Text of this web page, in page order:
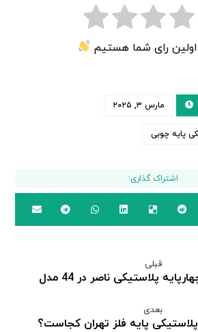
رای شما هستیم
مارس ۳, ۲۰۲۵
پایه چوبی
قبلی
پلاستیکی ناصر در 44 مدل
بعدی
پایه فلز تهران کجاست؟